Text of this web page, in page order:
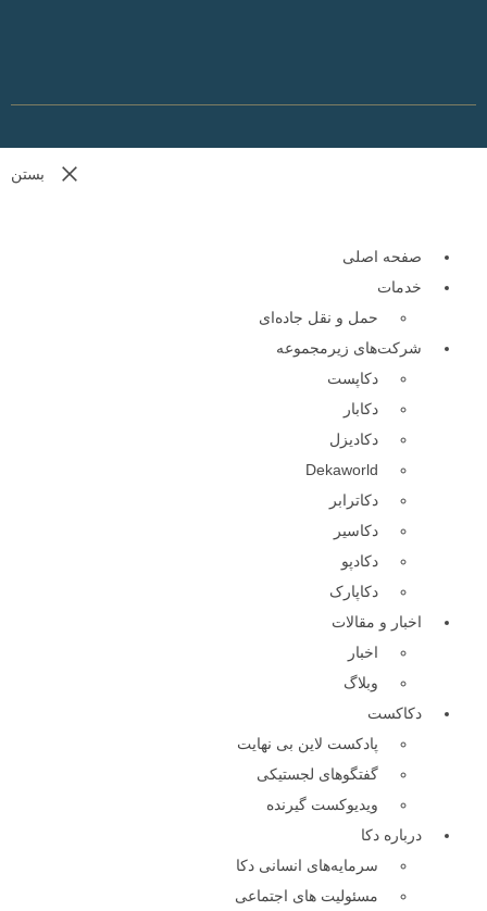
بستن
صفحه اصلی
خدمات
حمل و نقل جاده‌ای
شرکت‌های زیر‌مجموعه
دکا‌پست
دکا‌بار
دکا‌دیزل
Dekaworld
دکاترابر
دکا‌سیر
دکا‌دپو
دکا‌پارک
اخبار و مقالات
اخبار
وبلاگ
دکاکست
پادکست لاین بی نهایت
گفتگوهای لجستیکی
ویدیوکست گیرنده
درباره دکا
سرمایه‌های انسانی دکا
مسئولیت های اجتماعی